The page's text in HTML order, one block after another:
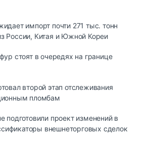
импорт почти 271 тыс. тонн
России, Китая и Южной Кореи
стоят в очередях на границе
второй этап отслеживания
пломбам
подготовили проект изменений в
внешнеторговых сделок